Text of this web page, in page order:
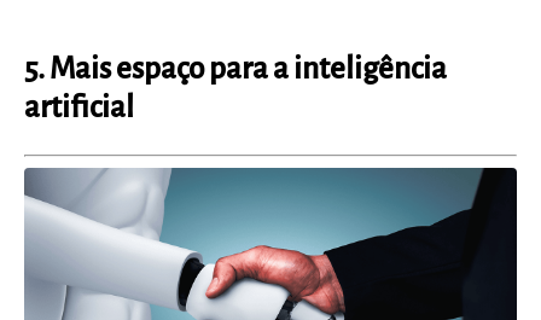
5. Mais espaço para a inteligência
artificial